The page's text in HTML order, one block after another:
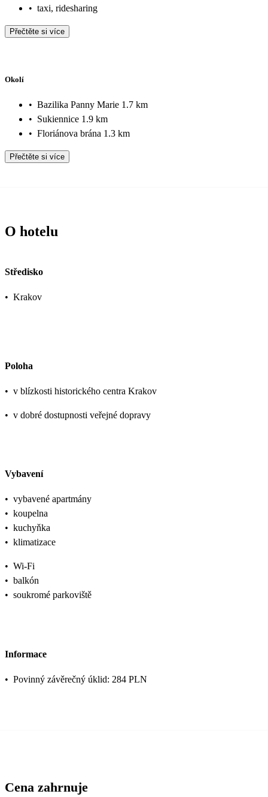
• taxi, ridesharing
Přečtěte si více
Okolí
• Bazilika Panny Marie 1.7 km
• Sukiennice 1.9 km
• Floriánova brána 1.3 km
Přečtěte si více
O hotelu
Středisko
• Krakov
Poloha
• v blízkosti historického centra Krakov
• v dobré dostupnosti veřejné dopravy
Vybavení
• vybavené apartmány
• koupelna
• kuchyňka
• klimatizace
• Wi-Fi
• balkón
• soukromé parkoviště
Informace
• Povinný závěrečný úklid: 284 PLN
Cena zahrnuje